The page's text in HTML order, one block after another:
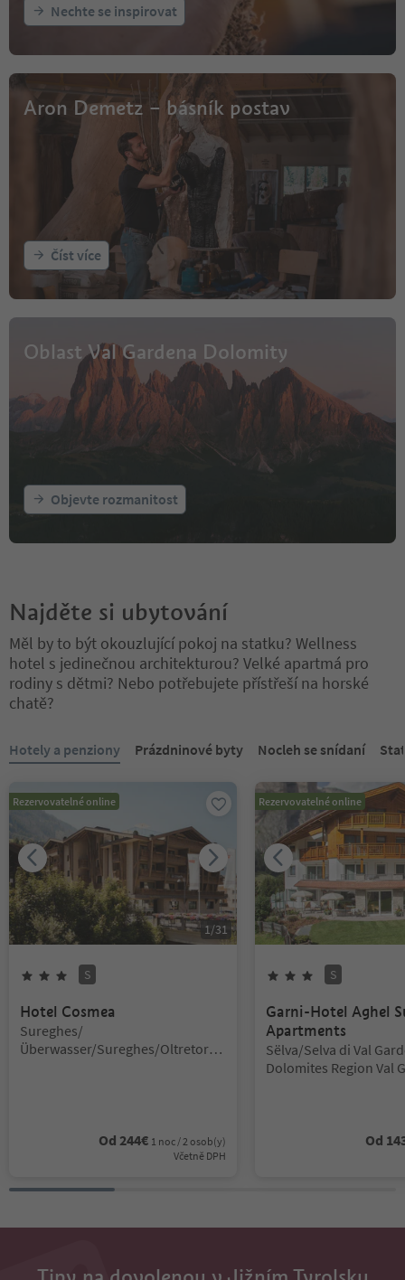
Nechte se inspirovat
Aron Demetz – básník postav
Číst více
Oblast Val Gardena Dolomity
Objevte rozmanitost
Najděte si ubytování
Měl by to být okouzlující pokoj na statku? Wellness
hotel s jedinečnou architekturou? Velké apartmá pro
rodiny s dětmi? Nebo potřebujete přístřeší na horské
chatě?
Nacházíte se na tabulkovém posuvníku. Vyberte kartu pro
Hotely a penziony Prázdninové byty Nocleh se snídaní
Rezervovatelné online
1/31
hvězdy
S
Hotel Cosmea
Lokalita:
Sureghes/
Überwasser/Sureghes/Oltretorre
Od 244€ 1 noc / 2 osob(y)
Včetně DPH
Rezervovatelné online
hvězdy
S
Garni-Hotel Aghel
Apartments
Lokalita:
Sëlva/Selva di Val
Dolomites Region Val
Od